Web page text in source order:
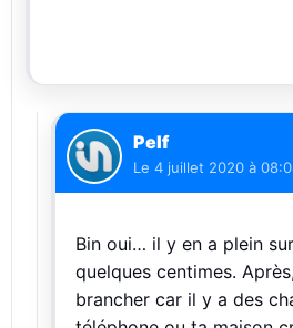
Pelf
Le 4 juillet 2020 à
Bin oui… il y en a plein
quelques centimes.
brancher car il y a des